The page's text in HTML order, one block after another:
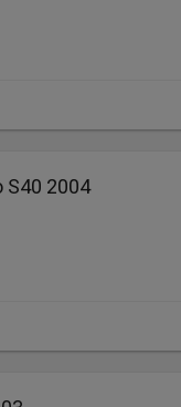
S40 2004